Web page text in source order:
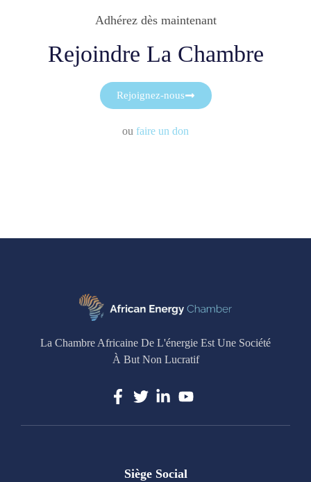
Adhérez dès maintenant
Rejoindre La Chambre
Rejoignez-nous
ou faire un don
La Chambre Africaine De L'énergie Est Une Société
À But Non Lucratif
Siège Social